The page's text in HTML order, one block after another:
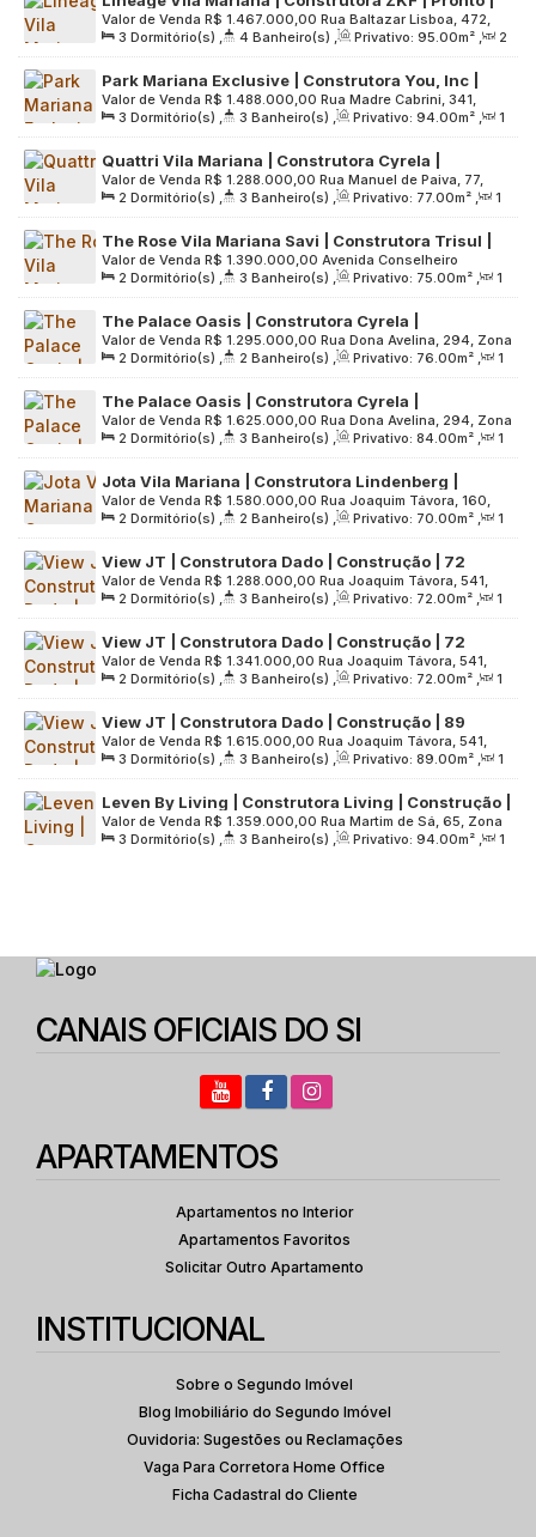
95 metros | 03 dormitórios | suíte | lavabo | 02
vagas
R$ 1.467.000,00
Valor de Venda
Rua Baltazar Lisboa, 472,
Zona Sul, 04110-061, Vila Mariana, São Paulo, São Paulo,
Brasil
3 Dormitório(s) , 4 Banheiro(s) , Privativo: 95.00m² ,
2
Sala(s) , 1 Suíte(s) , 2 Vaga(s) , Útil: 95.00m² ,
Terreno:
2995.00m²
Park Mariana Exclusive | Construtora You, Inc |
Construção | 94 metros | 03 dormitórios | suíte |
varanda gourmet | 02 vagas
R$ 1.488.000,00
Valor de Venda
Rua Madre Cabrini, 341,
Zona Sul, 04020-001, Vila Mariana, São Paulo, São Paulo,
Brasil
3 Dormitório(s) , 3 Banheiro(s) , Privativo: 94.00m² ,
1
Sala(s) , 1 Suíte(s) , 2 Vaga(s) , Útil: 94.00m² ,
Terreno: 3246 .00m²
Quattri Vila Mariana | Construtora Cyrela |
Construção | 77 metros | 02 suítes | varanda |
lavabo | 01 vaga
R$ 1.288.000,00
Valor de Venda
Rua Manuel de Paiva, 77,
Zona Sul, 04106-020, Vila Mariana, São Paulo, São Paulo,
Brasil
2 Dormitório(s) , 3 Banheiro(s) , Privativo: 77.00m² ,
1
Sala(s) , 2 Suíte(s) , 1 Vaga(s) , Útil: 77.00m² ,
Terreno:
2338 .00m²
The Rose Vila Mariana Savi | Construtora Trisul |
Construção | 75 metros | 02 suítes | varanda
gourmet | 01 vaga
R$ 1.390.000,00
Valor de Venda
Avenida Conselheiro
Rodrigues Alves, 102, Zona Sul, 04014-000, Vila Mariana,
São Paulo, São Paulo, Brasil
2 Dormitório(s) , 3 Banheiro(s) , Privativo: 75.00m² ,
1
Sala(s) , 2 Suíte(s) , 1 Vaga(s) , Útil: 75.00m² ,
Terreno:
7788 .00m²
The Palace Oasis | Construtora Cyrela |
Construção | 76 metros | 02 dormitórios | suíte |
varanda gourmet | 01 vaga
R$ 1.295.000,00
Valor de Venda
Rua Dona Avelina, 294, Zona
Sul, 04111-010, Vila Mariana, São Paulo, São Paulo, Brasil
2 Dormitório(s) , 2 Banheiro(s) , Privativo: 76.00m² ,
1
Sala(s) , 1 Suíte(s) , 1 Vaga(s) , Útil: 76.00m² ,
Terreno:
4250 .00m²
The Palace Oasis | Construtora Cyrela |
Construção | 83 metros | 02 suítes | lavabo |
varanda gourmet | 01 vaga
R$ 1.625.000,00
Valor de Venda
Rua Dona Avelina, 294, Zona
Sul, 04111-010, Vila Mariana, São Paulo, São Paulo, Brasil
2 Dormitório(s) , 3 Banheiro(s) , Privativo: 84.00m² ,
1
Sala(s) , 1 Suíte(s) , 1 Vaga(s) , Útil: 83.00m² ,
Terreno:
4250 .00m²
Jota Vila Mariana | Construtora Lindenberg |
Pronto | 70 metros | 02 dormitórios | suíte |
varanda gourmet | 01 vaga
R$ 1.580.000,00
Valor de Venda
Rua Joaquim Távora, 160,
Zona Sul, 04015-010, Vila Mariana, São Paulo, São Paulo,
Brasil
2 Dormitório(s) , 2 Banheiro(s) , Privativo: 70.00m² ,
1
Sala(s) , 1 Suíte(s) , 1 Vaga(s) , Útil: 70.00m² ,
Terreno:
3013.00m²
View JT | Construtora Dado | Construção | 72
metros | 02 dormitórios | suíte | varanda gourmet |
01 vaga
R$ 1.288.000,00
Valor de Venda
Rua Joaquim Távora, 541,
Zona Sul, 04015-001, Vila Mariana, São Paulo, São Paulo,
Brasil
2 Dormitório(s) , 3 Banheiro(s) , Privativo: 72.00m² ,
1
Sala(s) , 1 Suíte(s) , 1 Vaga(s) , Útil: 72.00m² ,
Terreno:
2826.00m²
View JT | Construtora Dado | Construção | 72
metros | 02 dormitórios | suíte | varanda gourmet |
02 vagas
R$ 1.341.000,00
Valor de Venda
Rua Joaquim Távora, 541,
Zona Sul, 04015-001, Vila Mariana, São Paulo, São Paulo,
Brasil
2 Dormitório(s) , 3 Banheiro(s) , Privativo: 72.00m² ,
1
Sala(s) , 1 Suíte(s) , 2 Vaga(s) , Útil: 72.00m² ,
Terreno:
2826.00m²
View JT | Construtora Dado | Construção | 89
metros | 03 dormitórios | suíte | varanda gourmet |
02 vagas
R$ 1.615.000,00
Valor de Venda
Rua Joaquim Távora, 541,
Zona Sul, 04015-001, Vila Mariana, São Paulo, São Paulo,
Brasil
3 Dormitório(s) , 3 Banheiro(s) , Privativo: 89.00m² ,
1
Sala(s) , 1 Suíte(s) , 2 Vaga(s) , Útil: 89.00m² ,
Terreno:
2826.00m²
Leven By Living | Construtora Living | Construção |
94 metros | 03 dormitórios | suíte | lavabo |
varanda gourmet | 01 vaga
R$ 1.359.000,00
Valor de Venda
Rua Martim de Sá, 65, Zona
Sul, 04128-070, Vila Mariana, São Paulo, São Paulo, Brasil
3 Dormitório(s) , 3 Banheiro(s) , Privativo: 94.00m² ,
1
CANAIS OFICIAIS DO SI
APARTAMENTOS
Apartamentos no Interior
Apartamentos Favoritos
Solicitar Outro Apartamento
INSTITUCIONAL
Sobre o Segundo Imóvel
Blog Imobiliário do Segundo Imóvel
Ouvidoria: Sugestões ou Reclamações
Vaga Para Corretora Home Office
Ficha Cadastral do Cliente